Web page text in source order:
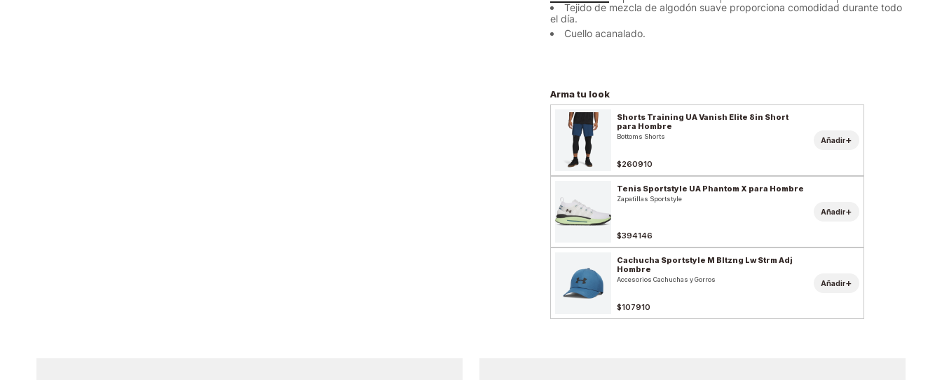
Tejido de mezcla de algodón suave proporciona comodidad durante todo
el día.
Cuello acanalado.
Arma tu look
Shorts Training UA Vanish Elite 8in Short
para Hombre
Bottoms Shorts
$260910
Añadir+
Tenis Sportstyle UA Phantom X para Hombre
Zapatillas Sportstyle
$394146
Añadir+
Cachucha Sportstyle M Bltzng Lw Strm Adj
Hombre
Accesorios Cachuchas y Gorros
$107910
Añadir+